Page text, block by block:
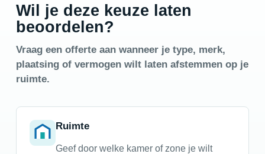
Wil je deze keuze laten
beoordelen?
Vraag een offerte aan wanneer je type, merk,
plaatsing of vermogen wilt laten afstemmen op je
ruimte.
Ruimte
Geef door welke kamer of zone je wilt